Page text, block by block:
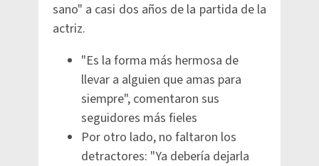
sano" a casi dos años de la partida de la
actriz.
"Es la forma más hermosa de
llevar a alguien que amas para
siempre", comentaron sus
seguidores más fieles
Por otro lado, no faltaron los
detractores: "Ya debería dejarla